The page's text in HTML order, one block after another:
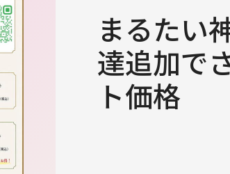
まるたい
達追加で
ト価格